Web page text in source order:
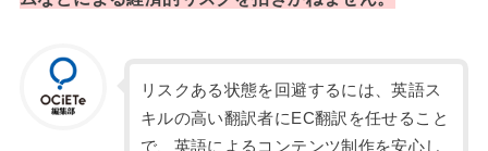
リスクある状態を回避するには、英語ス
キルの高い翻訳者にEC翻訳を任せること
で、英語によるコンテンツ制作を安心し